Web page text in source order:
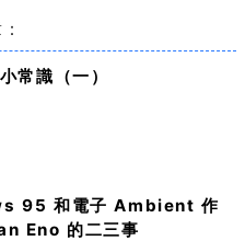
常識（一）
95 和電子 Ambient 作
Eno 的二三事